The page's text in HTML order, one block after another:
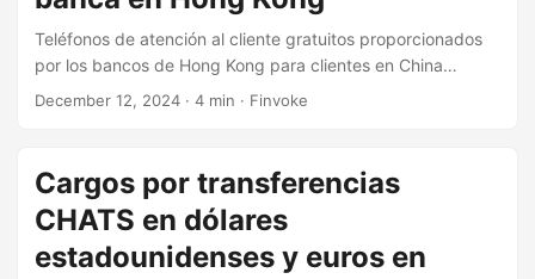
Teléfonos de atención al cliente gratuitos proporcionados
por los bancos de Hong Kong para clientes en China
continental. En circunstancias normales, llamar a Hong
dolido el coraz...
December 12, 2024 · 4 min · Finvoke
Cargos por transferencias
CHATS en dólares
estadounidenses y euros en